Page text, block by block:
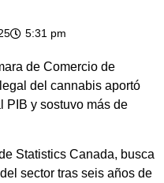
5:31 pm
de Comercio de
del cannabis aportó
PIB y sostuvo más de
Statistics Canada, busca
sector tras seis años de